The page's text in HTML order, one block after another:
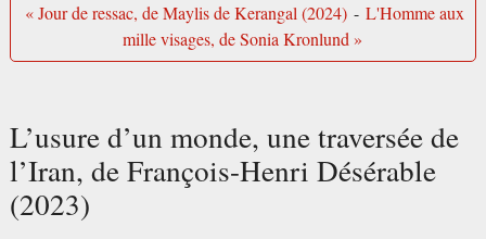
« Jour de ressac, de Maylis de Kerangal (2024) - L'Homme aux
mille visages, de Sonia Kronlund »
L’usure d’un monde, une traversée de
l’Iran, de François-Henri Désérable
(2023)